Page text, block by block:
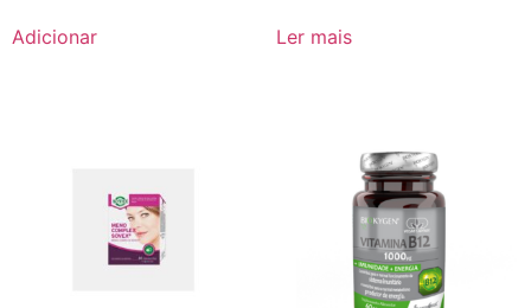
Adicionar Ler mais